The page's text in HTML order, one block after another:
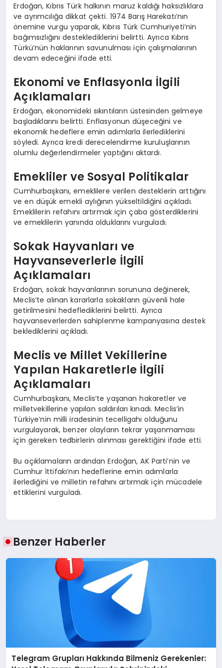
Erdoğan, Kıbrıs Türk halkının maruz kaldığı haksızlıklara
ve ayrımcılığa dikkat çekti. 1974 Barış Harekatı’nın
önemine vurgu yaparak, Kıbrıs Türk Cumhuriyeti’nin
bağımsızlığını desteklediklerini belirtti. Ayrıca Kıbrıs
Türkü’nün haklarının savunulması için çalışmalarının
devam edeceğini ifade etti.
Ekonomi ve Enflasyonla İlgili
Açıklamaları
Erdoğan, ekonomideki sıkıntıların üstesinden gelmeye
başladıklarını belirtti. Enflasyonun düşeceğini ve
ekonomik hedeflere emin adımlarla ilerlediklerini
söyledi. Ayrıca kredi derecelendirme kuruluşlarının
olumlu değerlendirmeler yaptığını aktardı.
Emekliler ve Sosyal Politikalar
Cumhurbaşkanı, emeklilere verilen desteklerin arttığını
ve en düşük emekli aylığının yükseltildiğini açıkladı.
Emeklilerin refahını artırmak için çaba gösterdiklerini
ve emeklilerin yanında olduklarını vurguladı.
Sokak Hayvanları ve
Hayvanseverlerle İlgili
Açıklamaları
Erdoğan, sokak hayvanlarının sorununa değinerek,
Meclis’te alınan kararlarla sokakların güvenli hale
getirilmesini hedeflediklerini belirtti. Ayrıca
hayvanseverlerden sahiplenme kampanyasına destek
beklediklerini açıkladı.
Meclis ve Millet Vekillerine
Yapılan Hakaretlerle İlgili
Açıklamaları
Cumhurbaşkanı, Meclis’te yaşanan hakaretler ve
milletvekillerine yapılan saldırıları kınadı. Meclis’in
Türkiye’nin milli iradesinin tecelligahı olduğunu
vurgulayarak, benzer olayların tekrar yaşanmaması
için gereken tedbirlerin alınması gerektiğini ifade etti.
Bu açıklamaların ardından Erdoğan, AK Parti’nin ve
Cumhur İttifakı’nın hedeflerine emin adımlarla
ilerlediğini ve milletin refahını artırmak için mücadele
ettiklerini vurguladı.
Benzer Haberler
Telegram Grupları Hakkında Bilmeniz Gerekenler: